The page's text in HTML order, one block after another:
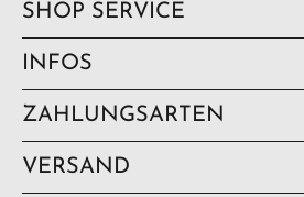
SHOP SERVICE
INFOS
ZAHLUNGSARTEN
VERSAND